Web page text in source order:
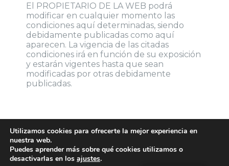
El PROPIETARIO DE LA WEB podrá
modificar en cualquier momento las
condiciones aquí determinadas, siendo
debidamente publicadas como aquí
aparecen. La vigencia de las citadas
condiciones irá en función de su exposición
y estarán vigentes hasta que sean
modificadas por otras debidamente
publicadas.
Dr J L Mas Funciona gracias a
Utilizamos cookies para ofrecerte la mejor experiencia en
nuestra web.
Puedes aprender más sobre qué cookies utilizamos o
desactivarlas en los ajustes.